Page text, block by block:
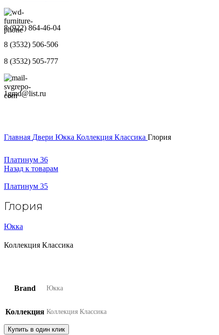
8 (922) 864-46-04
8 (3532) 506-506
8 (3532) 505-777
1gmd@list.ru
Главная Двери Юкка Коллекция Классика Глория
Платинум 36
Назад к товарам
Платинум 35
Глория
Юкка
Коллекция Классика
Brand Юкка
Коллекция Коллекция Классика
Купить в один клик